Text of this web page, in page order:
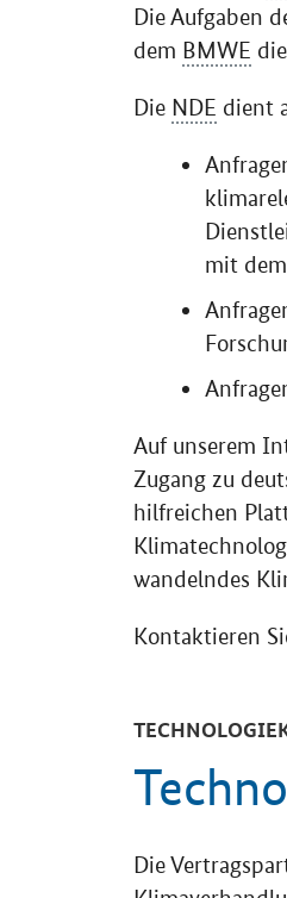
Die Aufgaben
dem BMWE
Die NDE dient
mit
Auf unserem
Zugang zu
hilfreichen
wandelndes
Kontaktieren
Die